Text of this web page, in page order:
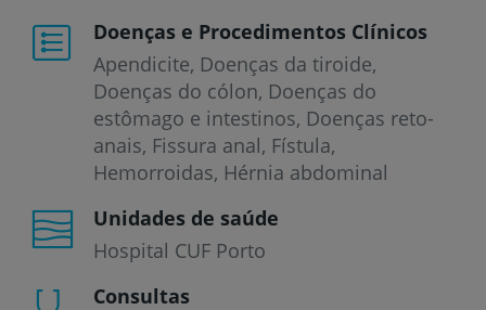
Doenças e Procedimentos Clínicos
Apendicite Doenças da tiroide
Doenças do cólon Doenças do
estômago e intestinos Doenças reto-
anais Fissura anal Fístula
Hemorroidas Hérnia abdominal
Unidades de saúde
Hospital CUF Porto
Consultas